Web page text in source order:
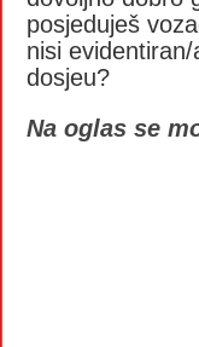
posjeduješ
nisi
dosjeu?
Na oglas se